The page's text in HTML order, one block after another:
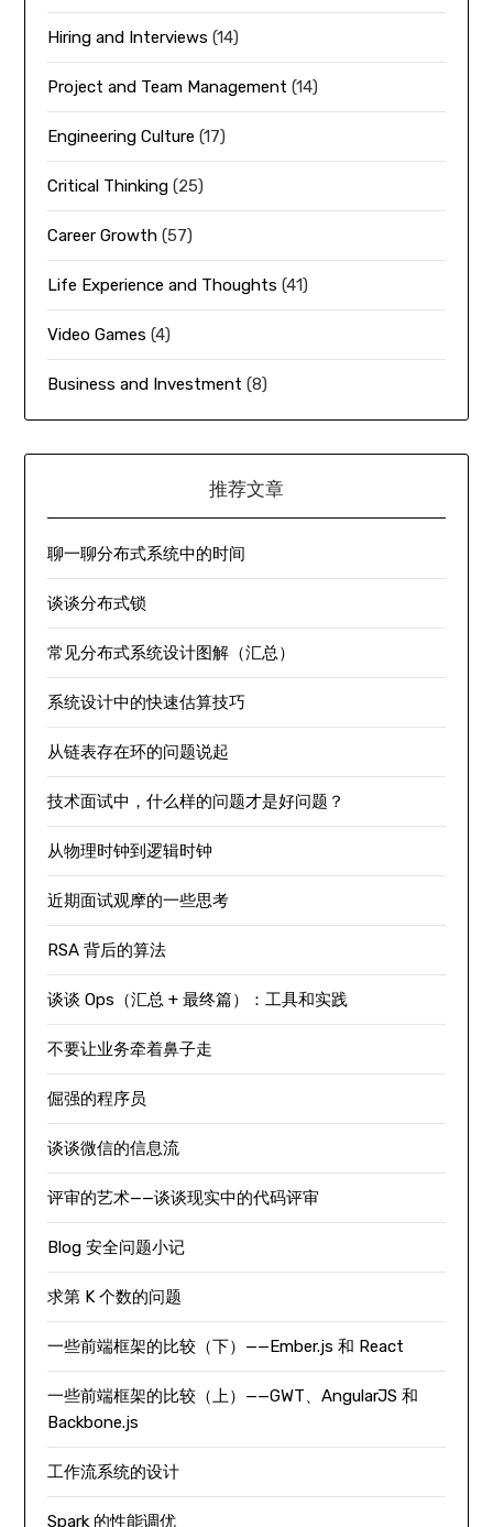
Hiring and Interviews (14)
Project and Team Management (14)
Engineering Culture (17)
Critical Thinking (25)
Career Growth (57)
Life Experience and Thoughts (41)
Video Games (4)
Business and Investment (8)
推荐文章
聊一聊分布式系统中的时间
谈谈分布式锁
常见分布式系统设计图解（汇总）
系统设计中的快速估算技巧
从链表存在环的问题说起
技术面试中，什么样的问题才是好问题？
从物理时钟到逻辑时钟
近期面试观摩的一些思考
RSA 背后的算法
谈谈 Ops（汇总 + 最终篇）：工具和实践
不要让业务牵着鼻子走
倔强的程序员
谈谈微信的信息流
评审的艺术——谈谈现实中的代码评审
Blog 安全问题小记
求第 K 个数的问题
一些前端框架的比较（下）——Ember.js 和 React
一些前端框架的比较（上）——GWT、AngularJS 和
Backbone.js
工作流系统的设计
Spark 的性能调优